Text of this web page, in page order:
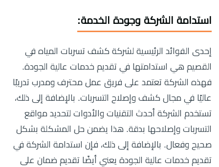
استدامة الشركة وجودة الخدمة:
إحدى الفوائد الرئيسية لشركة كشف تسربات المياه في
القصيم هي استدامتها في تقديم خدمات عالية الجودة.
فهذه الشركة تعتمد على فريق عمل محترف ومدرب تدريبًا
عاليًا في مجال كشف وإصلاح التسربات. بالإضافة إلى ذلك،
تستخدم الشركة أحدث التقنيات والأدوات لتحديد مواقع
التسربات وإصلاحها بدقة. هذا يضمن حل المشكلة بشكل
صحيح وفعال. بالإضافة إلى ذلك، فإن استدامة الشركة في
تقديم خدمات عالية الجودة يعني أيضًا تقديم ضمان على